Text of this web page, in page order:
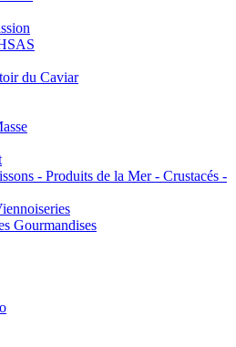
du Caviar
- Produits de la Mer - Crustacés -
Gourmandises